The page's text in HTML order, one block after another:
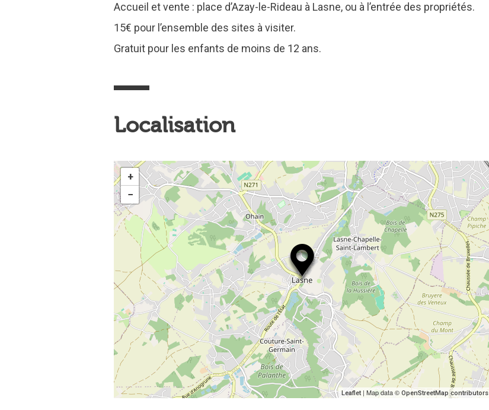
Accueil et vente : place d’Azay-le-Rideau à Lasne, ou à l’entrée des propriétés.
15€ pour l’ensemble des sites à visiter.
Gratuit pour les enfants de moins de 12 ans.
Localisation
+
−
Leaflet| Map data © OpenStreetMap contributors